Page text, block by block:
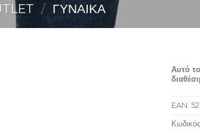
/ ΓΥΝΑΙΚΑ
Αυτό
EAN: